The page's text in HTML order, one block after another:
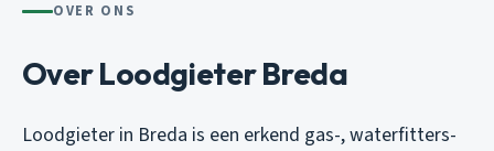
OVER ONS
Over Loodgieter Breda
Loodgieter in Breda is een erkend gas-, waterfitters-